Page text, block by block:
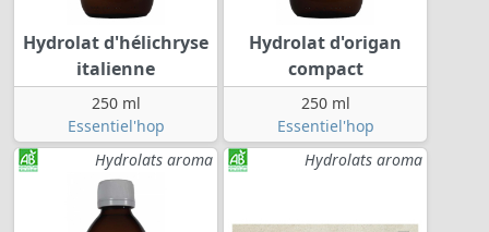
Hydrolat d'hélichryse
italienne
250 ml
Essentiel'hop
Hydrolat d'origan
compact
250 ml
Essentiel'hop
Hydrolats aroma
Hydrolats aroma